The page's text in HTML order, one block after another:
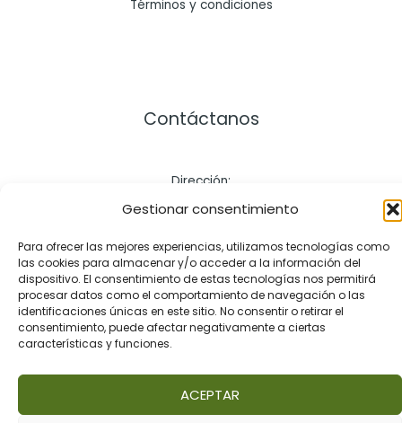
Gestionar consentimiento
Para ofrecer las mejores experiencias, utilizamos tecnologías como
las cookies para almacenar y/o acceder a la información del
dispositivo. El consentimiento de estas tecnologías nos permitirá
procesar datos como el comportamiento de navegación o las
identificaciones únicas en este sitio. No consentir o retirar el
consentimiento, puede afectar negativamente a ciertas
características y funciones.
ACEPTAR
Términos y condiciones
Contáctanos
Dirección:
Cra. 21 # 164 – 57, Bogotá Colombia
Email: contact@pastaio.co
Copyright © 2026 | PASTAIO